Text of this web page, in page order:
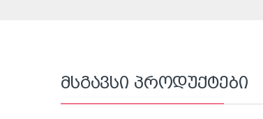
მსგავსი პროდუქტები